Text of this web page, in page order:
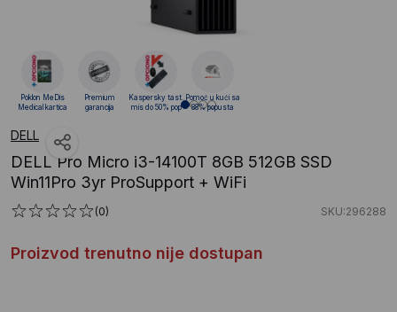
DELL
DELL Pro Micro i3-14100T 8GB 512GB SSD
Win11Pro 3yr ProSupport + WiFi
(0) SKU:296288
Proizvod trenutno nije dostupan
Poklon MeDis
Medical kartica
Premium
garancija
Kaspersky tast.
mis do 50% pop
Pomoć u kući sa
88% popusta